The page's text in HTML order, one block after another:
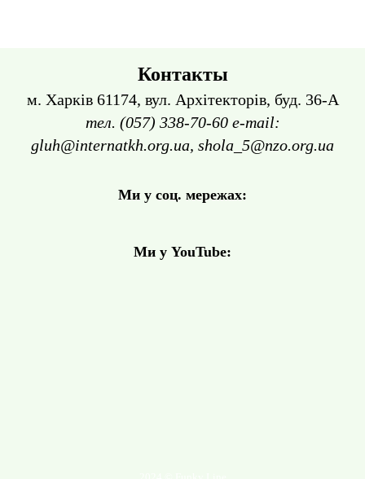
Контакты
м. Харків 61174, вул. Архітекторів, буд. 36-А
тел. (057) 338-70-60 e-mail:
gluh@internatkh.org.ua, shola_5@nzo.org.ua
Ми у соц. мережах:
Ми у YouTube: